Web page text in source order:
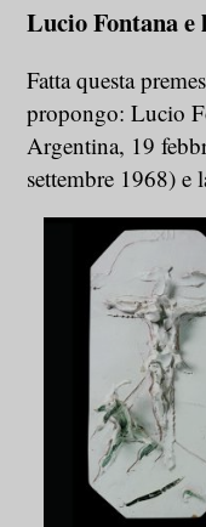
Lucio Fontana
Fatta questa
propongo: Lucio
Argentina, 19
settembre 1968) e